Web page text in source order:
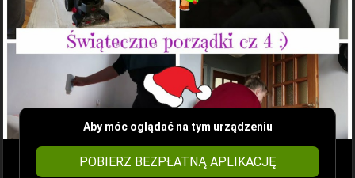
Aby móc oglądać na tym urządzeniu
POBIERZ BEZPŁATNĄ APLIKACJĘ